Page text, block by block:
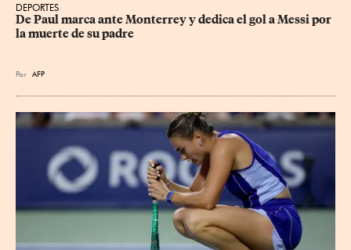
DEPORTES
De Paul marca ante Monterrey y dedica el gol a Messi por
la muerte de su padre
Por AFP